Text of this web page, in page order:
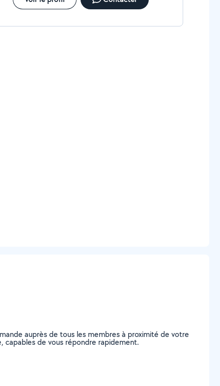
auprès de tous les membres à proximité de votre
capables de vous répondre rapidement.